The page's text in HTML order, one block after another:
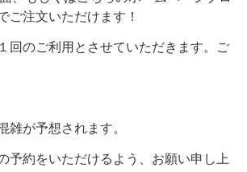
ご注文いただけます！
回のご利用とさせていただきます。ご
雑が予想されます。
予約をいただけるよう、お願い申し上